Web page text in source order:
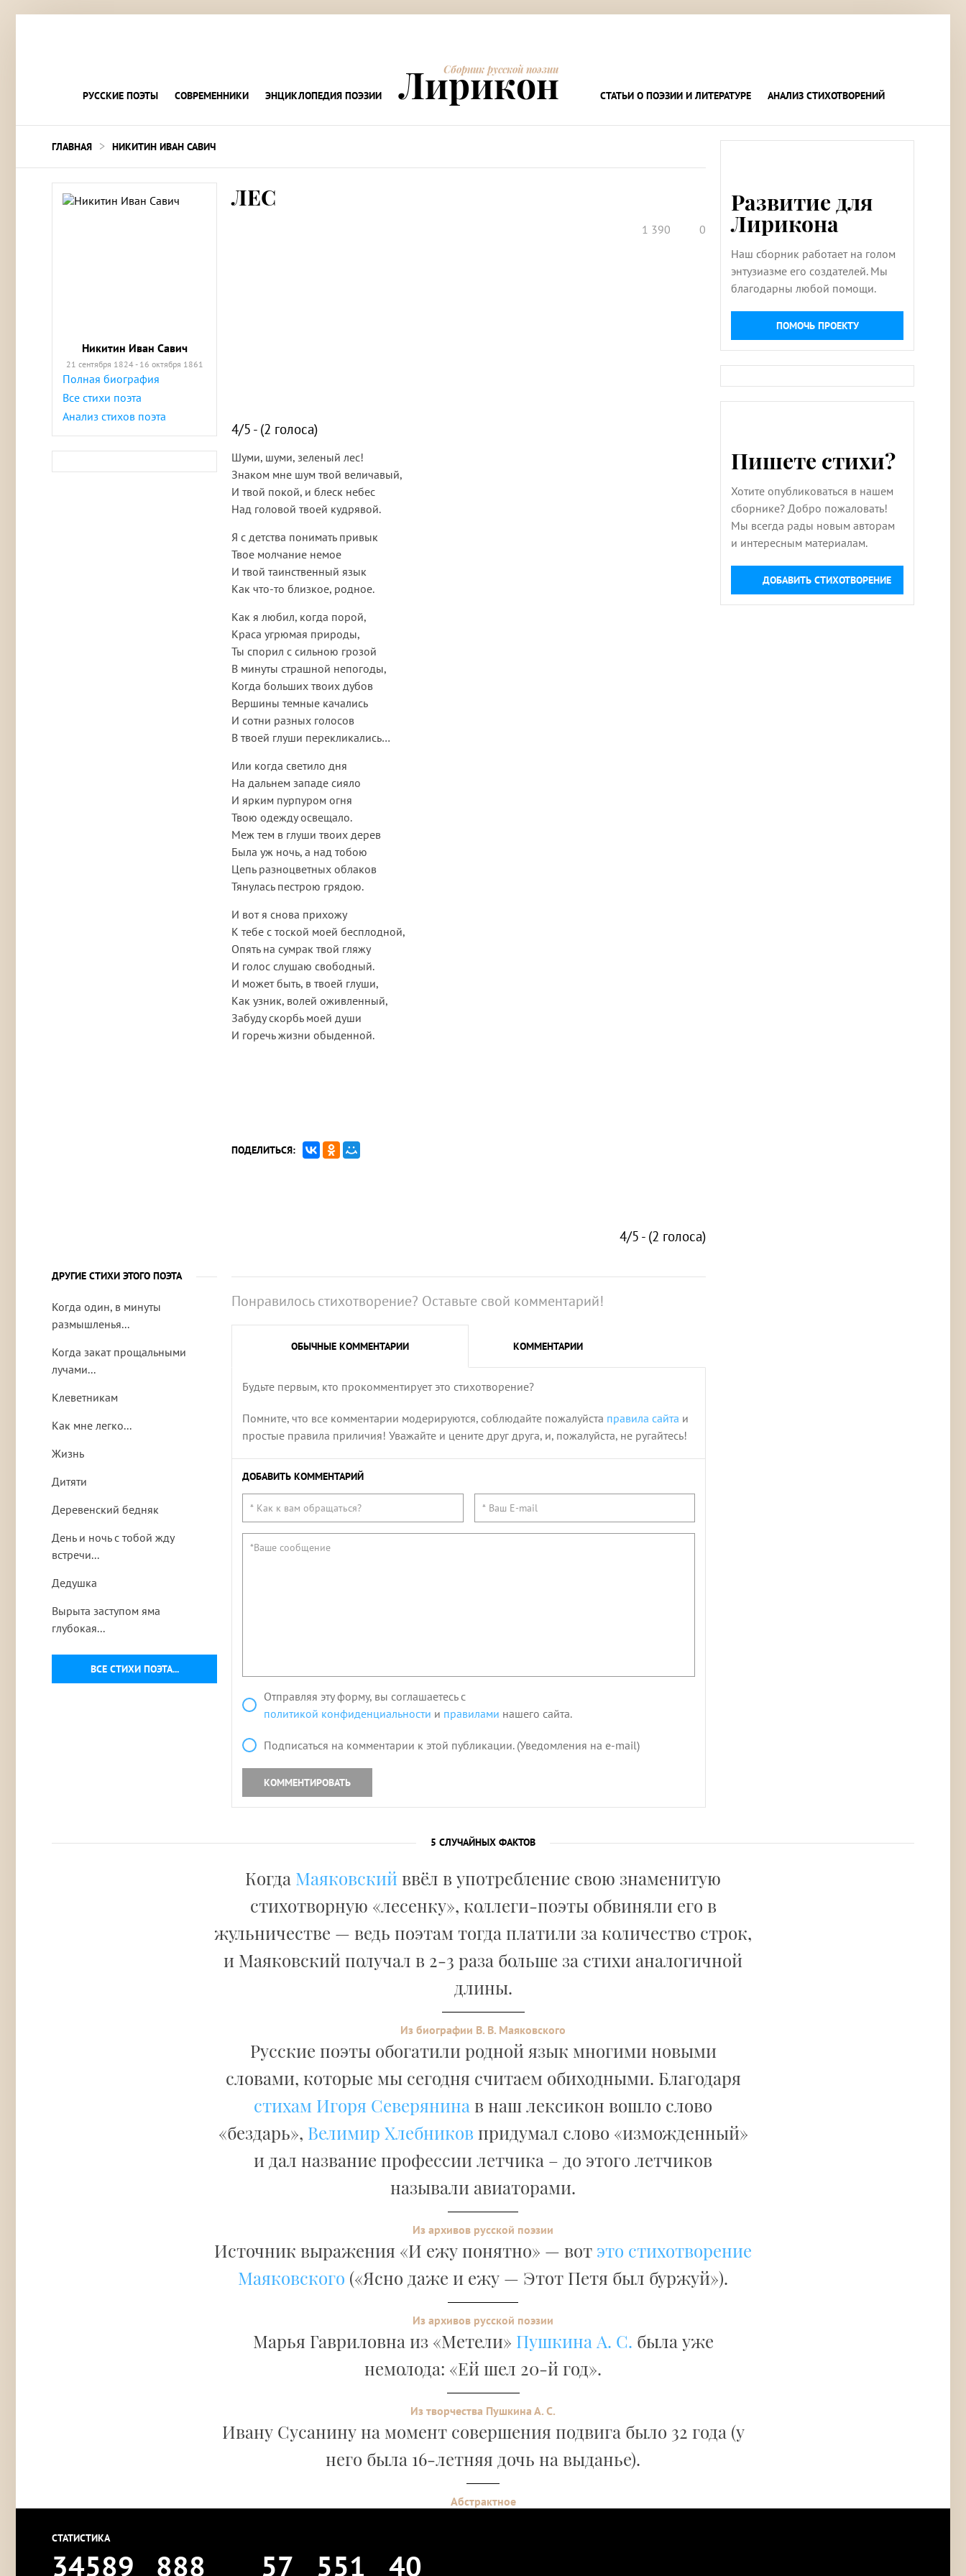
РУССКИЕ ПОЭТЫ СОВРЕМЕННИКИ ЭНЦИКЛОПЕДИЯ ПОЭЗИИ
Сборник русской поэзии
Лирикон СТАТЬИ О ПОЭЗИИ И ЛИТЕРАТУРЕ АНАЛИЗ СТИХОТВОРЕНИЙ
ГЛАВНАЯ > НИКИТИН ИВАН САВИЧ
Никитин Иван Савич
21 сентября 1824 - 16 октября 1861
Полная биография
Все стихи поэта
Анализ стихов поэта
ЛЕС
1 390 0
4/5 - (2 голоса)
Шуми, шуми, зеленый лес!
Знаком мне шум твой величавый,
И твой покой, и блеск небес
Над головой твоей кудрявой.
Я с детства понимать привык
Твое молчание немое
И твой таинственный язык
Как что-то близкое, родное.
Как я любил, когда порой,
Краса угрюмая природы,
Ты спорил с сильною грозой
В минуты страшной непогоды,
Когда больших твоих дубов
Вершины темные качались
И сотни разных голосов
В твоей глуши перекликались…
Или когда светило дня
На дальнем западе сияло
И ярким пурпуром огня
Твою одежду освещало.
Меж тем в глуши твоих дерев
Была уж ночь, а над тобою
Цепь разноцветных облаков
Тянулась пестрою грядою.
И вот я снова прихожу
К тебе с тоской моей бесплодной,
Опять на сумрак твой гляжу
И голос слушаю свободный.
И может быть, в твоей глуши,
Как узник, волей оживленный,
Забуду скорбь моей души
И горечь жизни обыденной.
ПОДЕЛИТЬСЯ:
4/5 - (2 голоса)
ДРУГИЕ СТИХИ ЭТОГО ПОЭТА
ВСЕ СТИХИ ПОЭТА...
Когда один, в минуты
размышленья...
Когда закат прощальными
лучами...
Клеветникам
Как мне легко...
Жизнь
Дитяти
Деревенский бедняк
День и ночь с тобой жду
встречи...
Дедушка
Вырыта заступом яма
глубокая...
Понравилось стихотворение? Оставьте свой комментарий!
ОБЫЧНЫЕ КОММЕНТАРИИ КОММЕНТАРИИ
Будьте первым, кто прокомментирует это стихотворение?
Помните, что все комментарии модерируются, соблюдайте пожалуйста правила сайта и
простые правила приличия! Уважайте и цените друг друга, и, пожалуйста, не ругайтесь!
ДОБАВИТЬ КОММЕНТАРИЙ
Отправляя эту форму, вы соглашаетесь с
политикой конфиденциальности и правилами нашего сайта.
Подписаться на комментарии к этой публикации. (Уведомления на e-mail)
КОММЕНТИРОВАТЬ
Развитие для
Лирикона
Наш сборник работает на голом
энтузиазме его создателей. Мы
благодарны любой помощи.
ПОМОЧЬ ПРОЕКТУ
Пишете стихи?
Хотите опубликоваться в нашем
сборнике? Добро пожаловать!
Мы всегда рады новым авторам
и интересным материалам.
ДОБАВИТЬ СТИХОТВОРЕНИЕ
5 СЛУЧАЙНЫХ ФАКТОВ
Когда Маяковскийввёл в употребление свою знаменитую
стихотворную «лесенку», коллеги-поэты обвиняли его в
жульничестве — ведь поэтам тогда платили за количество строк,
и Маяковский получал в 2-3 раза больше за стихи аналогичной
длины.
Из биографии В. В. Маяковского
Русские поэты обогатили родной язык многими новыми
словами, которые мы сегодня считаем обиходными. Благодаря
стихам Игоря Северянина в наш лексикон вошло слово
«бездарь», Велимир Хлебников придумал слово «изможденный»
и дал название профессии летчика – до этого летчиков
называли авиаторами.
Из архивов русской поэзии
Источник выражения «И ежу понятно» — вот это стихотворение
Маяковского («Ясно даже и ежу — Этот Петя был буржуй»).
Из архивов русской поэзии
Марья Гавриловна из «Метели» Пушкина А. С. была уже
немолода: «Ей шел 20-й год».
Из творчества Пушкина А. С.
Ивану Сусанину на момент совершения подвига было 32 года (у
него была 16-летняя дочь на выданье).
Абстрактное
СТАТИСТИКА
34589 888 57 551 40